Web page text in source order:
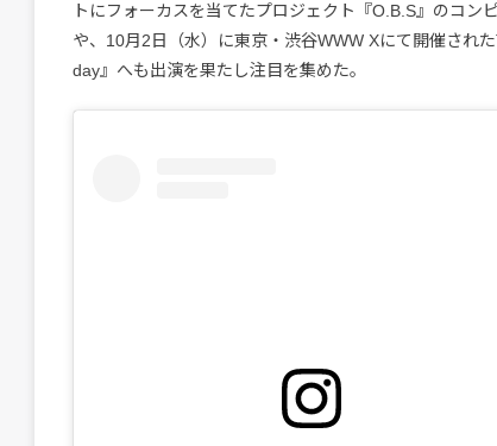
トにフォーカスを当てたプロジェクト『O.B.S』のコン
や、10月2日（水）に東京・渋谷WWW Xにて開催され
day』へも出演を果たし注目を集めた。